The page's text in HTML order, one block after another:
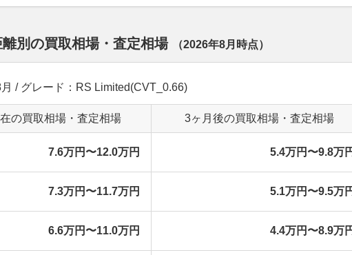
別の買取相場・査定相場 （2026年8月 時点）
/ グレード：RS Limited(CVT_0.66)
の買取相場・査定相場 3ヶ月後の買取相場・査定相場
7.6万円〜12.0万円 5.4万円〜9.8万
7.3万円〜11.7万円 5.1万円〜9.5万
6.6万円〜11.0万円 4.4万円〜8.9万